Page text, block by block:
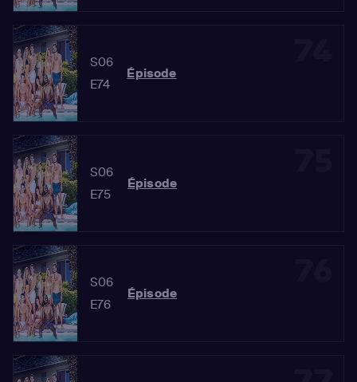
S06
E74
Épisode
S06
E75
Épisode
S06
E76
Épisode